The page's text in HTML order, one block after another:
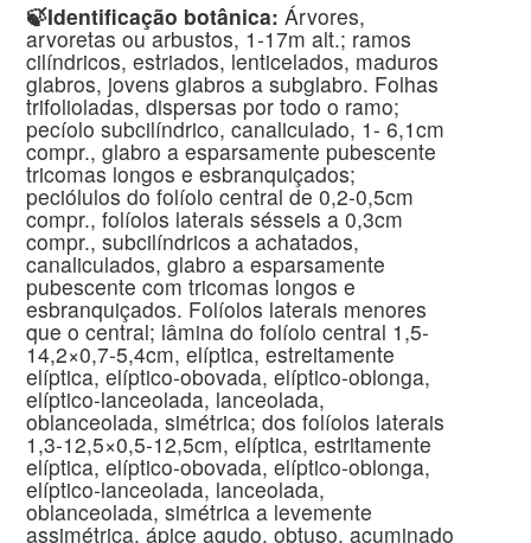
🍃Identificação botânica:Árvores,
arvoretas ou arbustos, 1-17m alt.; ramos
cilíndricos, estriados, lenticelados, maduros
glabros, jovens glabros a subglabro. Folhas
trifolioladas, dispersas por todo o ramo;
pecíolo subcilíndrico, canaliculado, 1- 6,1cm
compr., glabro a esparsamente pubescente
tricomas longos e esbranquiçados;
peciólulos do folíolo central de 0,2-0,5cm
compr., folíolos laterais sésseis a 0,3cm
compr., subcilíndricos a achatados,
canaliculados, glabro a esparsamente
pubescente com tricomas longos e
esbranquiçados. Folíolos laterais menores
que o central; lâmina do folíolo central 1,5-
14,2×0,7-5,4cm, elíptica, estreitamente
elíptica, elíptico-obovada, elíptico-oblonga,
elíptico-lanceolada, lanceolada,
oblanceolada, simétrica; dos folíolos laterais
1,3-12,5×0,5-12,5cm, elíptica, estritamente
elíptica, elíptico-obovada, elíptico-oblonga,
elíptico-lanceolada, lanceolada,
oblanceolada, simétrica a levemente
assimétrica, ápice agudo, obtuso, acuminado